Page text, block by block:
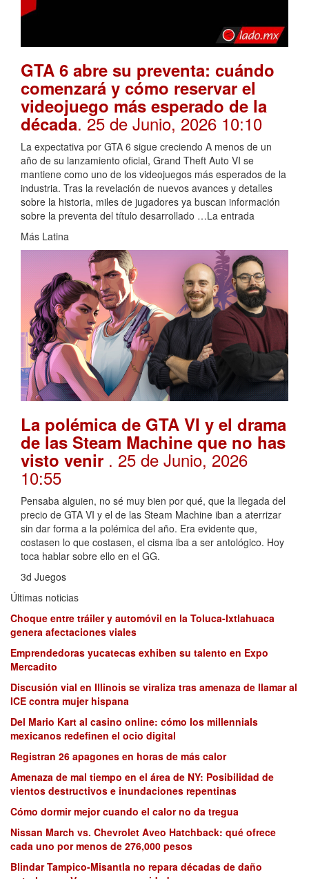
GTA 6 abre su preventa: cuándo
comenzará y cómo reservar el
videojuego más esperado de la
década. 25 de Junio, 2026 10:10
La expectativa por GTA 6 sigue creciendo A menos de un
año de su lanzamiento oficial, Grand Theft Auto VI se
mantiene como uno de los videojuegos más esperados de la
industria. Tras la revelación de nuevos avances y detalles
sobre la historia, miles de jugadores ya buscan información
sobre la preventa del título desarrollado …La entrada
Más Latina
La polémica de GTA VI y el drama
de las Steam Machine que no has
visto venir . 25 de Junio, 2026
10:55
Pensaba alguien, no sé muy bien por qué, que la llegada del
precio de GTA VI y el de las Steam Machine iban a aterrizar
sin dar forma a la polémica del año. Era evidente que,
costasen lo que costasen, el cisma iba a ser antológico. Hoy
toca hablar sobre ello en el GG.
3d Juegos
Últimas noticias
Choque entre tráiler y automóvil en la Toluca-Ixtlahuaca
genera afectaciones viales
Emprendedoras yucatecas exhiben su talento en Expo
Mercadito
Discusión vial en Illinois se viraliza tras amenaza de llamar al
ICE contra mujer hispana
Del Mario Kart al casino online: cómo los millennials
mexicanos redefinen el ocio digital
Registran 26 apagones en horas de más calor
Amenaza de mal tiempo en el área de NY: Posibilidad de
vientos destructivos e inundaciones repentinas
Cómo dormir mejor cuando el calor no da tregua
Nissan March vs. Chevrolet Aveo Hatchback: qué ofrece
cada uno por menos de 276,000 pesos
Blindar Tampico-Misantla no repara décadas de daño